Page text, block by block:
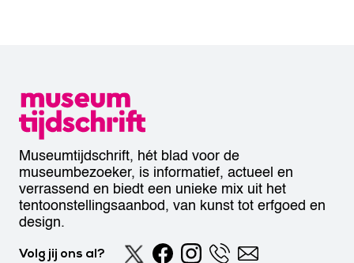
Museumtijdschrift, hét blad voor de
museumbezoeker, is informatief, actueel en
verrassend en biedt een unieke mix uit het
tentoonstellingsaanbod, van kunst tot erfgoed en
design.
Volg jij ons al?